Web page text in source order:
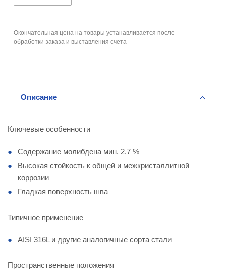
Окончательная цена на товары устанавливается после
обработки заказа и выставления счета
Описание
Ключевые особенности
Содержание молибдена мин. 2.7 %
Высокая стойкость к общей и межкристаллитной
коррозии
Гладкая поверхность шва
Типичное применение
AISI 316L и другие аналогичные сорта стали
Пространственные положения